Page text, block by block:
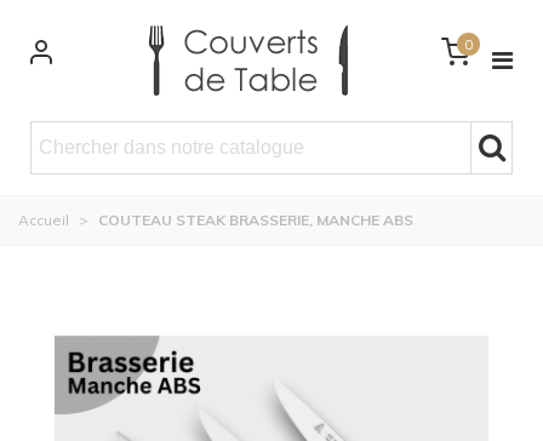
0
Accueil > COUTEAU STEAK BRASSERIE, MANCHE ABS